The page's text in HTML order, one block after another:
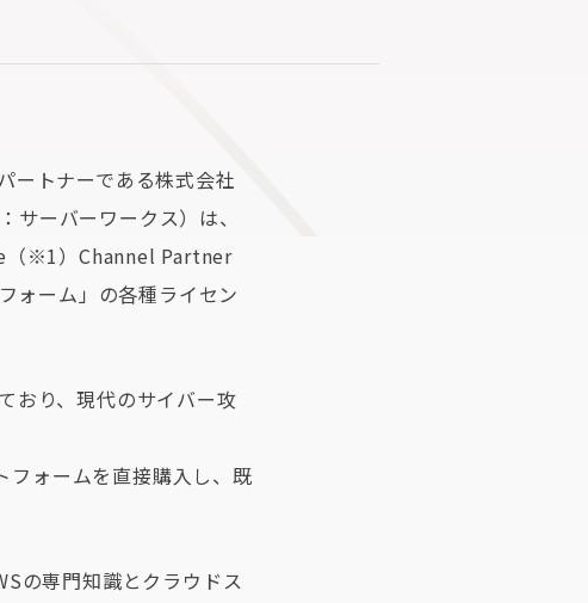
ートナーである株式会社
ーバーワークス）は、
（※1）Channel Partner
ーム」の各種ライセン
おり、現代のサイバー攻
フォームを直接購入し、既
の専門知識とクラウドス